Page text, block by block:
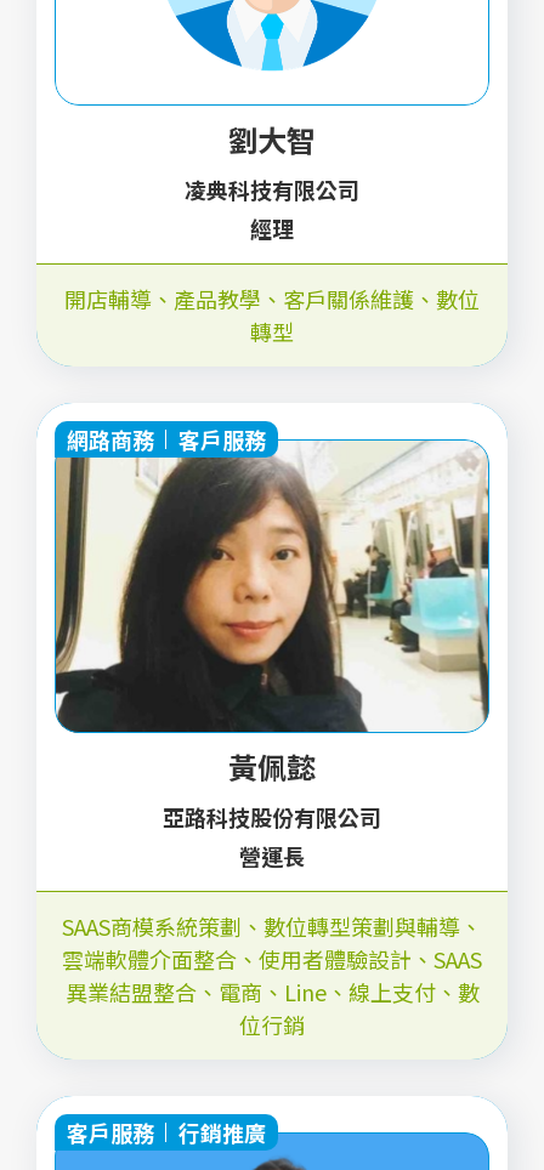
劉大智
凌典科技有限公司
經理
開店輔導 、 產品教學 、 客戶關係維護 、 數位
轉型
網路商務 客戶服務
黃佩懿
亞路科技股份有限公司
營運長
SAAS商模系統策劃 、 數位轉型策劃與輔導 、
雲端軟體介面整合 、 使用者體驗設計 、 SAAS
異業結盟整合、 電商 、 Line、 線上支付、 數
位行銷
客戶服務 行銷推廣